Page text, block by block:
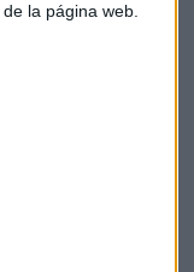
la página web.